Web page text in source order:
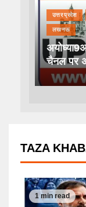
उत्तर प्रदेश
लखनऊ
चैनल पर
TAZA
1 min read